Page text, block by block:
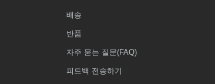
배송
반품
자주 묻는 질문(FAQ)
피드백 전송하기